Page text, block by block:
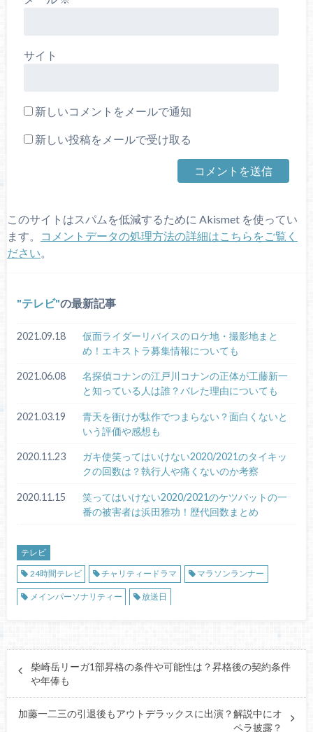
サイト
新しいコメントをメールで通知
新しい投稿をメールで受け取る
このサイトはスパムを低減するために Akismet を使ってい
ます。
コメントデータの処理方法の詳細はこちらをご覧く
ださい。
テレビ の最新記事
2021.09.18
仮面ライダーリバイスのロケ地・撮影地まと
め！エキストラ募集情報についても
2021.06.08
名探偵コナンの江戸川コナンの正体が工藤新一
と知っている人は誰？バレた理由についても
2021.03.19
青天を衝けが駄作でつまらない？面白くないと
いう評価や感想も
2020.11.23
ガキ使笑ってはいけない2020/2021のタイキッ
クの回数は？執行人や痛くないのか考察
2020.11.15
笑ってはいけない2020/2021のケツバットの一
番の被害者は浜田雅功！歴代回数まとめ
テレビ
24時間テレビ
チャリティードラマ マラソンランナー
メインパーソナリティー 放送日
柴崎岳リーガ1部昇格の条件や可能性は？昇格後の契約条件
や年俸も
加藤一二三の引退後もアウトデラックスに出演？解説中にオ
ペラ披露？